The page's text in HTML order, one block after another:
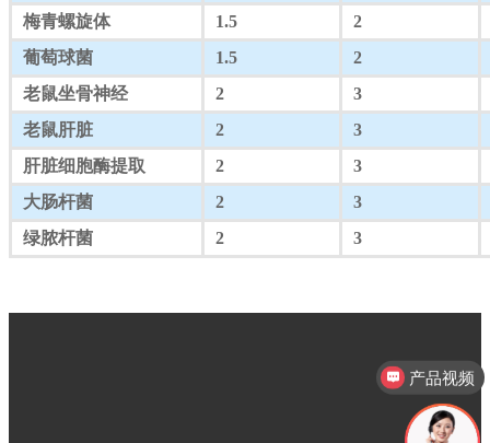
梅青螺旋体
1.5
2
葡萄球菌
1.5
2
老鼠坐骨神经
2
3
老鼠肝脏
2
3
肝脏细胞酶提取
2
3
大肠杆菌
2
3
绿脓杆菌
2 3
产品视频